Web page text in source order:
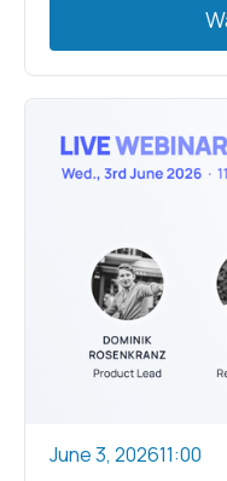
June 3, 202611:00